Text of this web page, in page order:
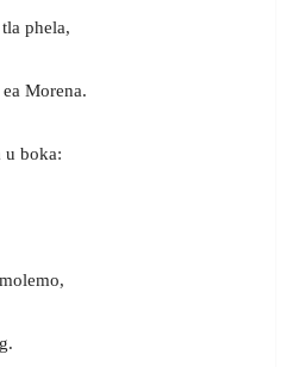
phela,
Morena.
u boka: